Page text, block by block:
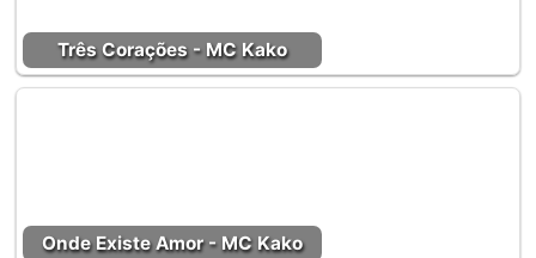
Três Corações - MC Kako
Onde Existe Amor - MC Kako